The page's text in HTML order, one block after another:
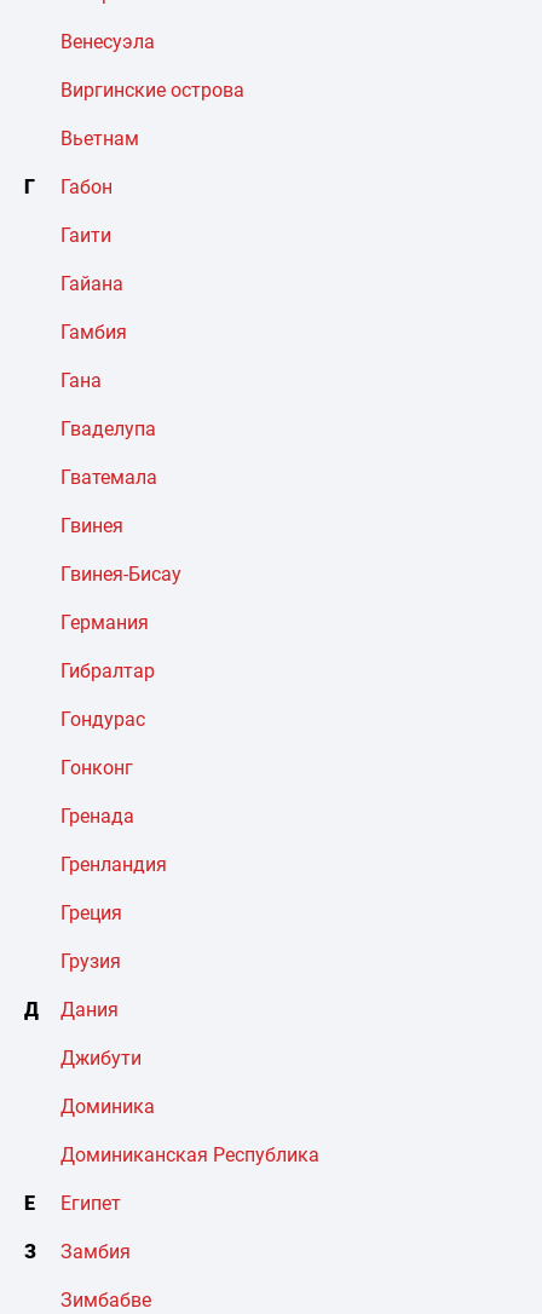
Венесуэла
Виргинские острова
Вьетнам
Г Габон
Гаити
Гайана
Гамбия
Гана
Гваделупа
Гватемала
Гвинея
Гвинея-Бисау
Германия
Гибралтар
Гондурас
Гонконг
Гренада
Гренландия
Греция
Грузия
Д Дания
Джибути
Доминика
Доминиканская Республика
Е Египет
З Замбия
Зимбабве